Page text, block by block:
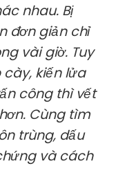
nhau. Bị
đơn giản chỉ
vài giờ. Tuy
kiến lửa
công thì vết
Cùng tìm
trùng, dấu
và cách